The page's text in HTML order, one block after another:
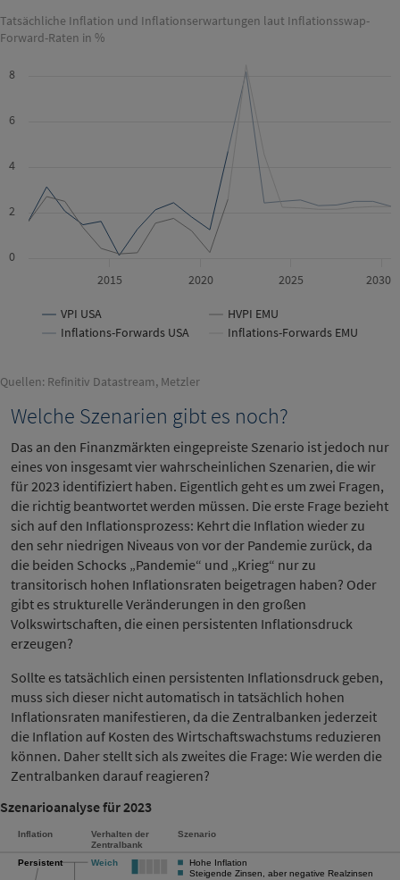
Tatsächliche Inflation und Inflationserwartungen laut Inflationsswap-
Forward-Raten in %
VPI USA
HVPI EMU
Inflations-Forwards USA
Inflations-Forwards EMU
2015 2020 2025 2030
0
2
4
6
8
Quellen: Refinitiv Datastream, Metzler
Welche Szenarien gibt es noch?
Das an den Finanzmärkten eingepreiste Szenario ist jedoch nur
eines von insgesamt vier wahrscheinlichen Szenarien, die wir
für 2023 identifiziert haben. Eigentlich geht es um zwei Fragen,
die richtig beantwortet werden müssen. Die erste Frage bezieht
sich auf den Inflationsprozess: Kehrt die Inflation wieder zu
den sehr niedrigen Niveaus von vor der Pandemie zurück, da
die beiden Schocks „Pandemie“ und „Krieg“ nur zu
transitorisch hohen Inflationsraten beigetragen haben? Oder
gibt es strukturelle Veränderungen in den großen
Volkswirtschaften, die einen persistenten Inflationsdruck
erzeugen?
Sollte es tatsächlich einen persistenten Inflationsdruck geben,
muss sich dieser nicht automatisch in tatsächlich hohen
Inflationsraten manifestieren, da die Zentralbanken jederzeit
die Inflation auf Kosten des Wirtschaftswachstums reduzieren
können. Daher stellt sich als zweites die Frage: Wie werden die
Zentralbanken darauf reagieren?
Szenarioanalyse für 2023